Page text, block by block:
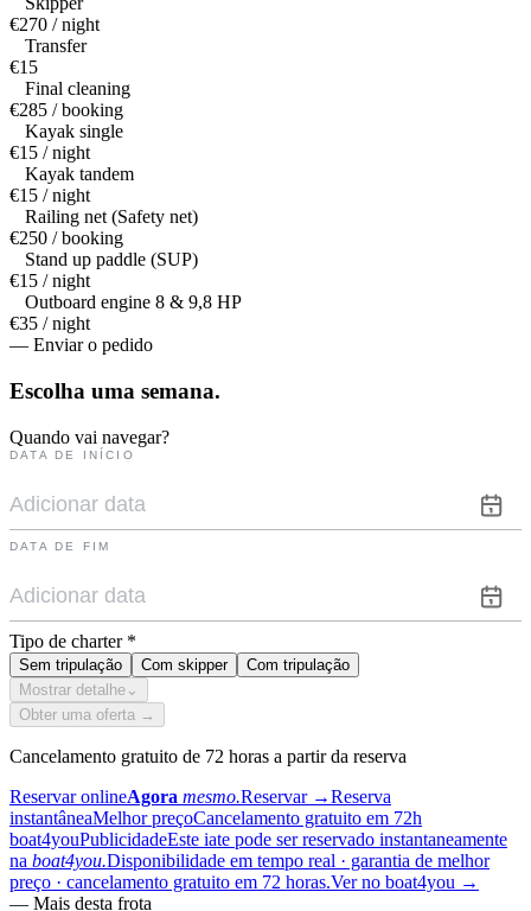
€270 / night
Transfer
€15
Final cleaning
€285 / booking
Kayak single
€15 / night
Kayak tandem
€15 / night
Railing net (Safety net)
€250 / booking
Stand up paddle (SUP)
€15 / night
Outboard engine 8 & 9,8 HP
€35 / night
— Enviar o pedido
Escolha uma semana.
Quando vai navegar?
DATA DE INÍCIO
DATA DE FIM
Tipo de charter *
Sem tripulação Com skipper
Com tripulação
Mostrar detalhe ⌄
Obter uma oferta →
Cancelamento gratuito de 72 horas a partir da reserva
Reservar onlineAgora mesmo.Reservar →Reserva
instantâneaMelhor preçoCancelamento gratuito em 72h
boat4youPublicidadeEste iate pode ser reservado instantaneamente
na boat4you.Disponibilidade em tempo real · garantia de melhor
preço · cancelamento gratuito em 72 horas.Ver no boat4you →
— Mais desta frota